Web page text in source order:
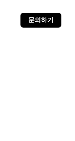
문의하기